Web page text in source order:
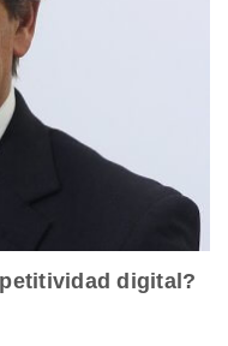
digital?